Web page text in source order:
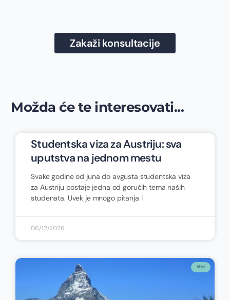
Zakaži konsultacije
Možda će te interesovati...
Studentska viza za Austriju: sva
uputstva na jednom mestu
Svake godine od juna do avgusta studentska viza
za Austriju postaje jedna od gorućih tema naših
studenata. Uvek je mnogo pitanja i
06/12/2026
Vize